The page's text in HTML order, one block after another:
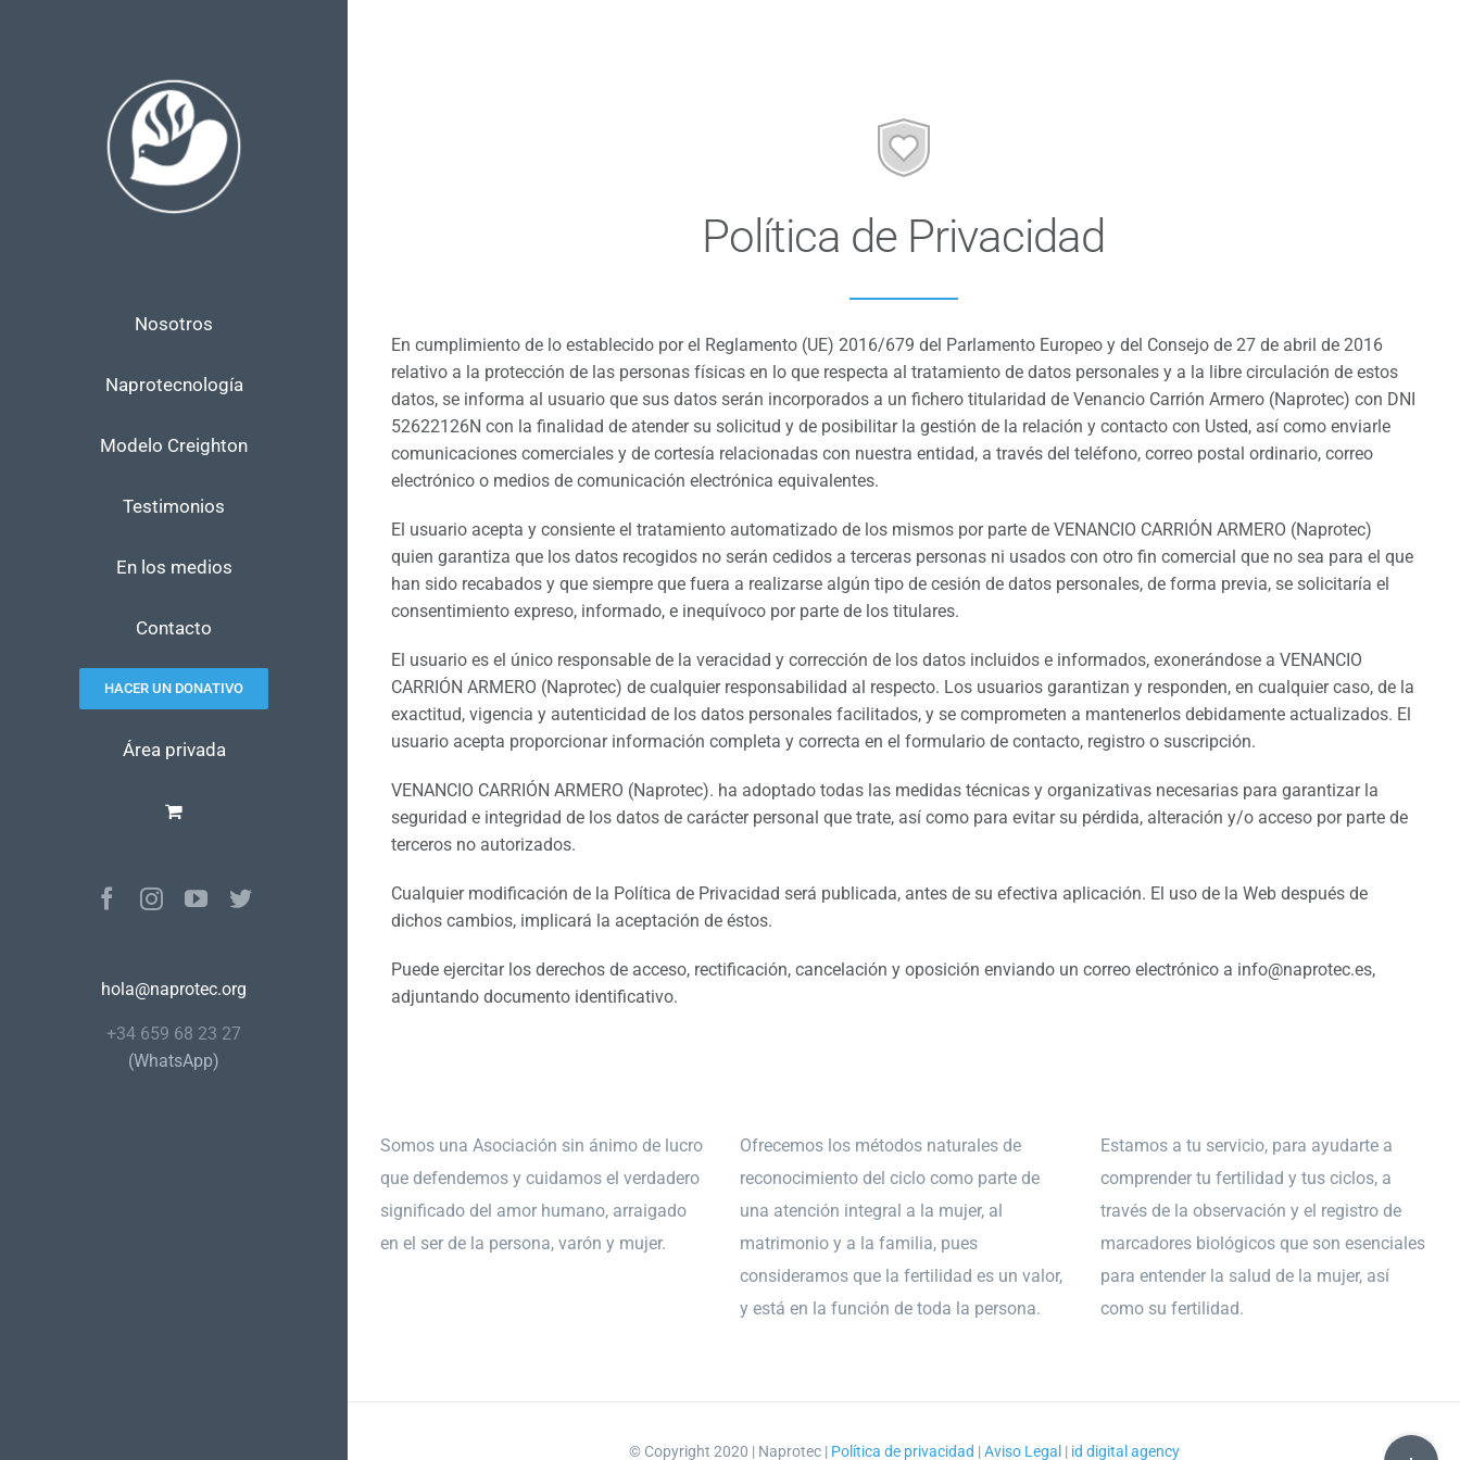
Nosotros
Naprotecnología
Modelo Creighton
Testimonios
En los medios
Contacto
HACER UN DONATIVO
Área privada
Facebook
Instagram
YouTubeTwitter
hola@naprotec.org
+34 659 68 23 27
(WhatsApp)
Política de Privacidad
En cumplimiento de lo establecido por el Reglamento (UE) 2016/679 del Parlamento Europeo y del Consejo de 27 de abril de 2016
relativo a la protección de las personas físicas en lo que respecta al tratamiento de datos personales y a la libre circulación de estos
datos, se informa al usuario que sus datos serán incorporados a un fichero titularidad de Venancio Carrión Armero (Naprotec) con DNI
52622126N con la finalidad de atender su solicitud y de posibilitar la gestión de la relación y contacto con Usted, así como enviarle
comunicaciones comerciales y de cortesía relacionadas con nuestra entidad, a través del teléfono, correo postal ordinario, correo
electrónico o medios de comunicación electrónica equivalentes.
El usuario acepta y consiente el tratamiento automatizado de los mismos por parte de VENANCIO CARRIÓN ARMERO (Naprotec)
quien garantiza que los datos recogidos no serán cedidos a terceras personas ni usados con otro fin comercial que no sea para el que
han sido recabados y que siempre que fuera a realizarse algún tipo de cesión de datos personales, de forma previa, se solicitaría el
consentimiento expreso, informado, e inequívoco por parte de los titulares.
El usuario es el único responsable de la veracidad y corrección de los datos incluidos e informados, exonerándose a VENANCIO
CARRIÓN ARMERO (Naprotec) de cualquier responsabilidad al respecto. Los usuarios garantizan y responden, en cualquier caso, de la
exactitud, vigencia y autenticidad de los datos personales facilitados, y se comprometen a mantenerlos debidamente actualizados. El
usuario acepta proporcionar información completa y correcta en el formulario de contacto, registro o suscripción.
VENANCIO CARRIÓN ARMERO (Naprotec). ha adoptado todas las medidas técnicas y organizativas necesarias para garantizar la
seguridad e integridad de los datos de carácter personal que trate, así como para evitar su pérdida, alteración y/o acceso por parte de
terceros no autorizados.
Cualquier modificación de la Política de Privacidad será publicada, antes de su efectiva aplicación. El uso de la Web después de
dichos cambios, implicará la aceptación de éstos.
Puede ejercitar los derechos de acceso, rectificación, cancelación y oposición enviando un correo electrónico a info@naprotec.es,
adjuntando documento identificativo.
Somos una Asociación sin ánimo de lucro
que defendemos y cuidamos el verdadero
significado del amor humano, arraigado
en el ser de la persona, varón y mujer.
Ofrecemos los métodos naturales de
reconocimiento del ciclo como parte de
una atención integral a la mujer, al
matrimonio y a la familia, pues
consideramos que la fertilidad es un valor,
y está en la función de toda la persona.
Estamos a tu servicio, para ayudarte a
comprender tu fertilidad y tus ciclos, a
través de la observación y el registro de
marcadores biológicos que son esenciales
para entender la salud de la mujer, así
como su fertilidad.
© Copyright 2020 | Naprotec | Política de privacidad |Aviso Legal | id digital agency Toggle